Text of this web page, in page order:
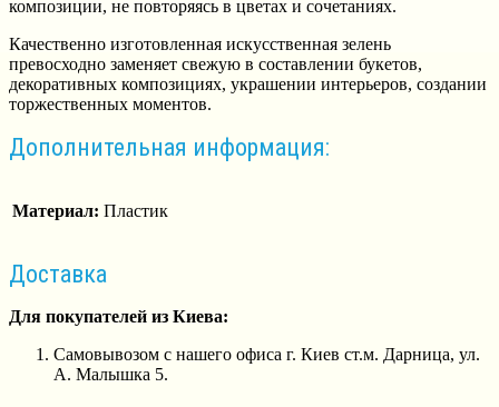
композиции, не повторяясь в цветах и сочетаниях.
Качественно изготовленная искусственная зелень
превосходно заменяет свежую в составлении букетов,
декоративных композициях, украшении интерьеров, создании
торжественных моментов.
Дополнительная информация:
Материал: Пластик
Доставка
Для покупателей из Киева:
Самовывозом с нашего офиса г. Киев ст.м. Дарница, ул.
А. Малышка 5.